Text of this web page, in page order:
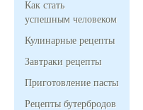
Как стать
успешным человеком
Кулинарные рецепты
Завтраки рецепты
Приготовление пасты
Рецепты бутербродов